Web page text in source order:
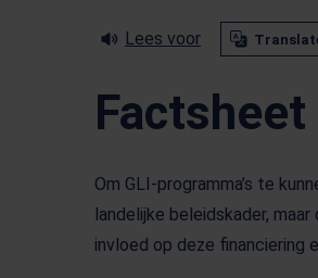
Lees voor
Om GLI-programma’s te
landelijke beleidskader,
invloed op deze financiering